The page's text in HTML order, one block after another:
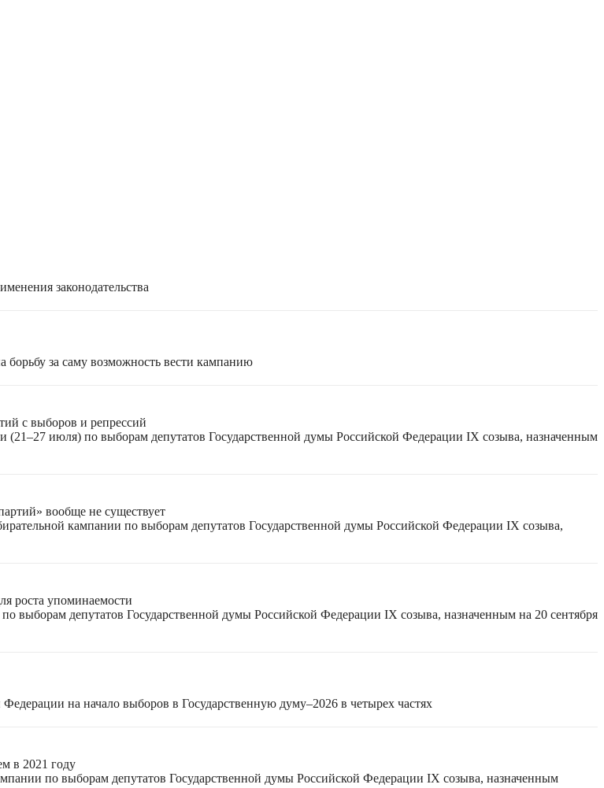
законодательства
за саму возможность вести кампанию
с выборов и репрессий
(21–27 июля) по выборам депутатов Государственной думы Российской Федерации IX созыва, назначенным
вообще не существует
кампании по выборам депутатов Государственной думы Российской Федерации IX созыва,
роста упоминаемости
выборам депутатов Государственной думы Российской Федерации IX созыва, назначенным на 20 сентября
на начало выборов в Государственную думу–2026 в четырех частях
в 2021 году
по выборам депутатов Государственной думы Российской Федерации IX созыва, назначенным